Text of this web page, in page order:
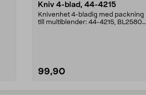
Kniv 4-blad, 44-4215
Knivenhet 4-bladig med packning
till multiblender: 44-4215, BL25802
99,90